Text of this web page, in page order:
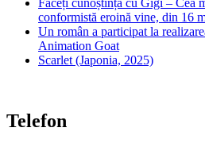
Faceți cunoștință cu Gigi – Cea
conformistă eroină vine, din 16
Un român a participat la
Animation Goat
Scarlet (Japonia, 2025)
Telefon